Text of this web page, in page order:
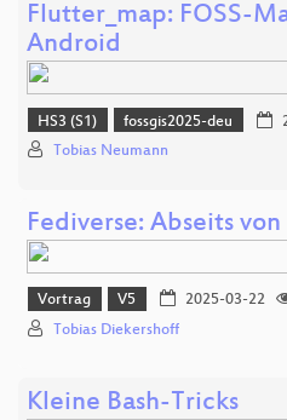
Flutter_map: FOSS-
Android
HS3 (S1) fossgis2025-deu
Tobias Neumann
Fediverse: Abseits
Vortrag V5 2025-03-22
Tobias Diekershoff
Kleine Bash-Tricks